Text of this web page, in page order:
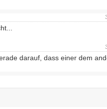
darauf, dass einer dem